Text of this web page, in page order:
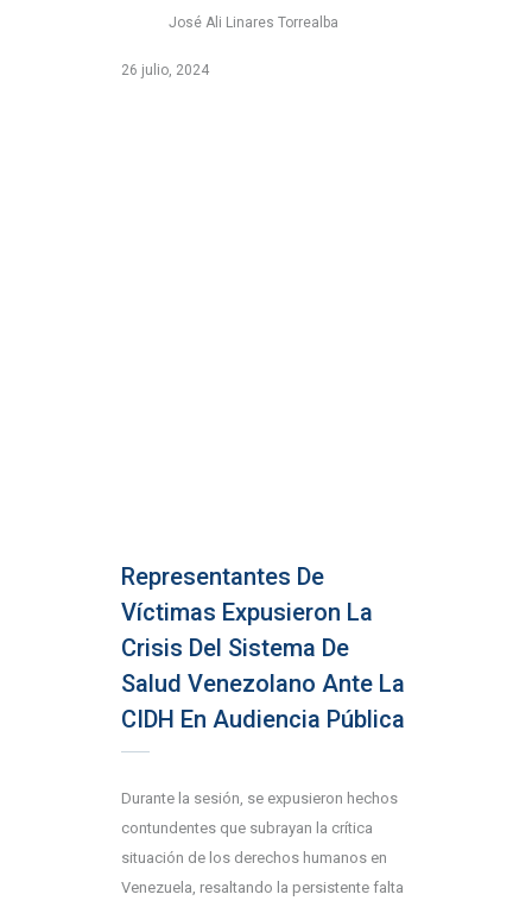
José Ali Linares Torrealba
26 julio, 2024
Representantes De
Víctimas Expusieron La
Crisis Del Sistema De
Salud Venezolano Ante La
CIDH En Audiencia Pública
Durante la sesión, se expusieron hechos
contundentes que subrayan la crítica
situación de los derechos humanos en
Venezuela, resaltando la persistente falta